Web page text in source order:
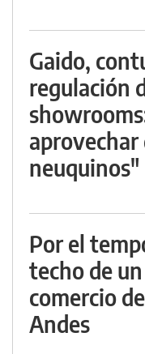
Gaido,
regulación
aprovechar
neuquinos"
Por el
techo de
comercio
Andes